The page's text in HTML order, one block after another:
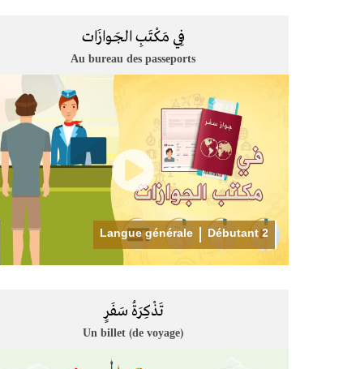
فِي مَكْتَبِ الجَوازَات
Au bureau des passeports
Langue générale Débutant 2
تَذْكِرَةُ سَفَرٍ
Un billet (de voyage)